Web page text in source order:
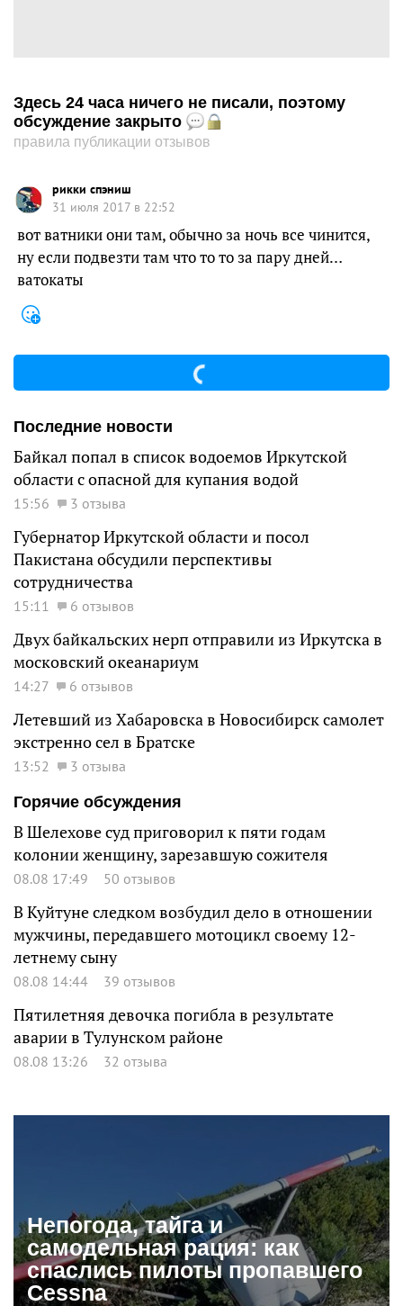
Здесь 24 часа ничего не писали, поэтому
обсуждение закрыто
правила публикации отзывов
рикки спэниш
31 июля 2017 в 22:52
вот ватники они там, обычно за ночь все чинится,
ну если подвезти там что то то за пару дней…
ватокаты
Последние новости
Байкал попал в список водоемов Иркутской
области с опасной для купания водой
15:56 3 отзыва
Губернатор Иркутской области и посол
Пакистана обсудили перспективы
сотрудничества
15:11 6 отзывов
Двух байкальских нерп отправили из Иркутска в
московский океанариум
14:27 6 отзывов
Летевший из Хабаровска в Новосибирск самолет
экстренно сел в Братске
13:52
3 отзыва
Горячие обсуждения
В Шелехове суд приговорил к пяти годам
колонии женщину, зарезавшую сожителя
08.08 17:49 50 отзывов
В Куйтуне следком возбудил дело в отношении
мужчины, передавшего мотоцикл своему 12-
летнему сыну
08.08 14:44 39 отзывов
Пятилетняя девочка погибла в результате
аварии в Тулунском районе
08.08 13:26 32 отзыва
Непогода, тайга и
самодельная рация: как
спаслись пилоты пропавшего
Cessna